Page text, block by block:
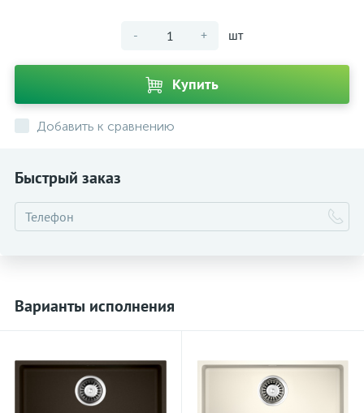
- + шт
Купить
Добавить к сравнению
Быстрый заказ
Варианты исполнения